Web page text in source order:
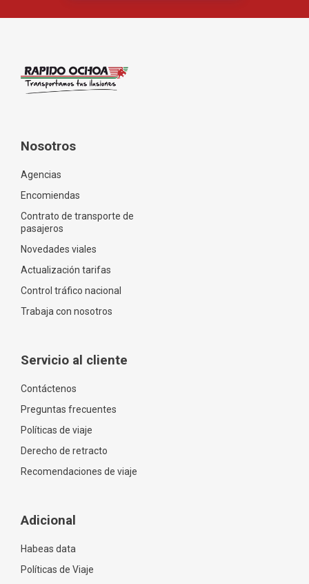
Nosotros
Agencias
Encomiendas
Contrato de transporte de
pasajeros
Novedades viales
Actualización tarifas
Control tráfico nacional
Trabaja con nosotros
Servicio al cliente
Contáctenos
Preguntas frecuentes
Políticas de viaje
Derecho de retracto
Recomendaciones de viaje
Adicional
Habeas data
Políticas de Viaje